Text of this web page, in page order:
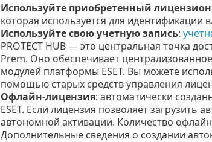
Используйте приобретенный
которая используется для идентификации
Используйте свою учетную запись:
PROTECT HUB — это центральная точка
Prem. Оно обеспечивает
модулей платформы ESET. Вы можете
помощью старых средств управления
Офлайн-лицензия: автоматически
ESET. Если лицензия позволяет загрузить
автономной активации. Количество
Дополнительные сведения о создании